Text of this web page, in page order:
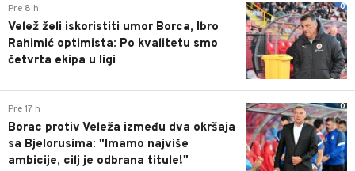
0
Pre 8 h
Velež želi iskoristiti umor Borca, Ibro
Rahimić optimista: Po kvalitetu smo
četvrta ekipa u ligi
0
Pre 17 h
Borac protiv Veleža između dva okršaja
sa Bjelorusima: "Imamo najviše
ambicije, cilj je odbrana titule!"